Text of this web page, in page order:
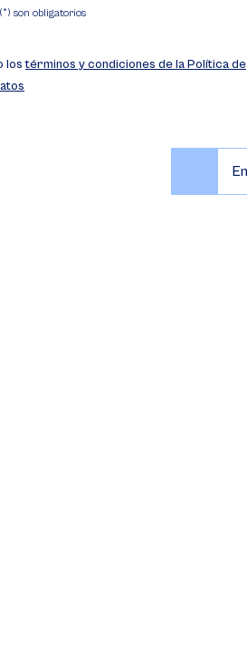
son obligatorios
lostérminos y condiciones de la Política de